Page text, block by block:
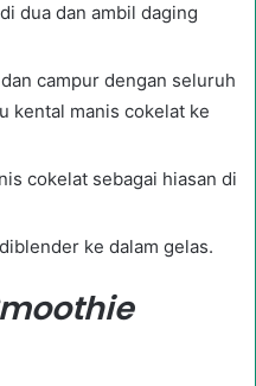
dua dan ambil daging
campur dengan seluruh
kental manis cokelat ke
cokelat sebagai hiasan di
ke dalam gelas.